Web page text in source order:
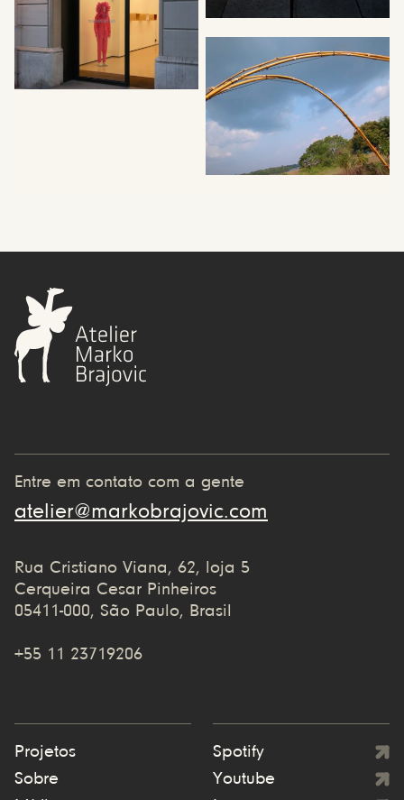
Entre em contato com a gente
atelier@markobrajovic.com
Rua Cristiano Viana, 62, loja 5
Cerqueira Cesar Pinheiros
05411-000, São Paulo, Brasil
+55 11 23719206
Projetos
Sobre
Spotify
Youtube